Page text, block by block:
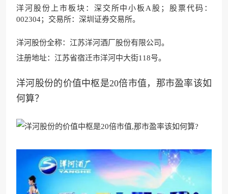
洋河股份上市板块：深交所中小板A股；股票代码：
002304；交易所：深圳证券交易所。
洋河股份全称：江苏洋河酒厂股份有限公司。
注册地址：江苏省宿迁市洋河中大街118号。
洋河股份的价值中枢是20倍市值，那市盈率该如
何算？